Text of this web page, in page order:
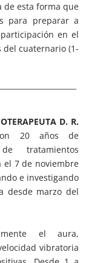
de esta forma que
para preparar a
en el
del cuaternario (1-
D. R.
20 años de
tratamientos
el 7 de noviembre
e investigando
desde marzo del
el aura,
vibratoria